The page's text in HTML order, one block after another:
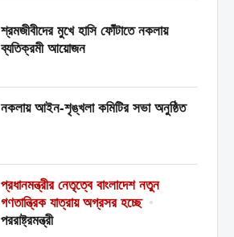
শ্রমজীবীদের মুখে হাসি ফোঁটাতে নকলায়
ব্যতিক্রমী আয়োজন
নকলায় আইন-শৃঙ্খলা কমিটির সভা অনুষ্ঠিত
প্রধানমন্ত্রীর নেতৃত্বে বাংলাদেশ নতুন
গণতান্ত্রিক যাত্রায় অগ্রসর হচ্ছে •
পররাষ্ট্রমন্ত্রী